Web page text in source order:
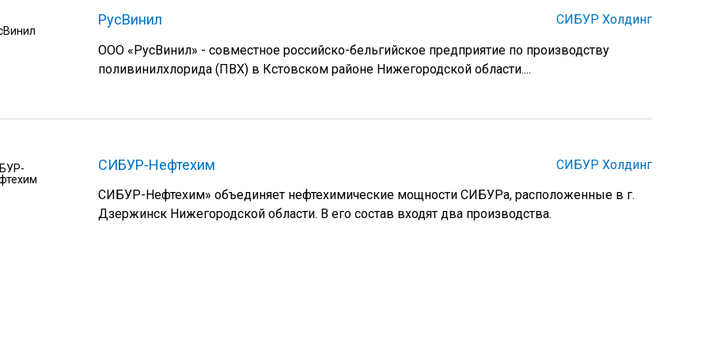
РусВинил СИБУР Холдинг
ООО «РусВинил» - совместное российско-бельгийское предприятие по производству
поливинилхлорида (ПВХ) в Кстовском районе Нижегородской области....
СИБУР-Нефтехим СИБУР Холдинг
СИБУР-Нефтехим» объединяет нефтехимические мощности СИБУРа, расположенные в г.
Дзержинск Нижегородской области. В его состав входят два производства.